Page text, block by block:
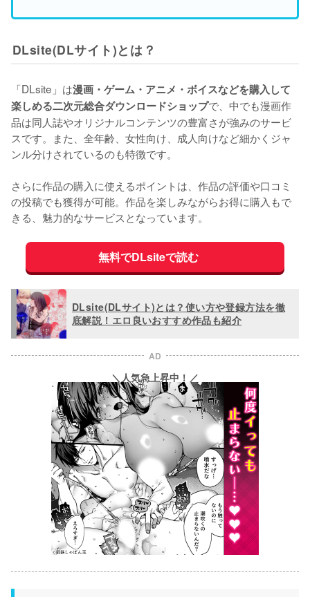
DLsite(DLサイト)とは？
「DLsite」は漫画・ゲーム・アニメ・ボイスなどを購入して
楽しめる二次元総合ダウンロードショップで、中でも漫画作
品は同人誌やオリジナルコンテンツの豊富さが強みのサービ
スです。また、全年齢、女性向け、成人向けなど細かくジャ
ンル分けされているのも特徴です。
さらに作品の購入に使えるポイントは、作品の評価や口コミ
の投稿でも獲得が可能。作品を楽しみながらお得に購入もで
きる、魅力的なサービスとなっています。
無料でDLsiteで読む
DLsite(DLサイト)とは？使い方や登録方法を徹
底解説！エロ良いおすすめ作品も紹介
AD
＼人気急上昇中！／